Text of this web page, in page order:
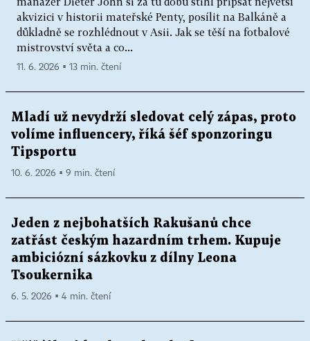
akvizici v historii mateřské Penty, posílit na Balkáně a
důkladně se rozhlédnout v Asii. Jak se těší na fotbalové
mistrovství světa a co...
11. 6. 2026 ▪ 13 min. čtení
Mladí už nevydrží sledovat celý zápas, proto
volíme influencery, říká šéf sponzoringu
Tipsportu
10. 6. 2026 ▪ 9 min. čtení
Jeden z nejbohatších Rakušanů chce
zatřást českým hazardním trhem. Kupuje
ambiciózní sázkovku z dílny Leona
Tsoukernika
6. 5. 2026 ▪ 4 min. čtení